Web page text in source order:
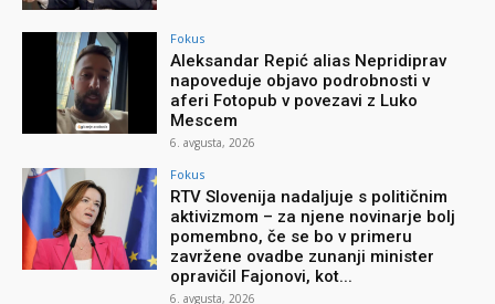
Fokus
Aleksandar Repić alias Nepridiprav
napoveduje objavo podrobnosti v
aferi Fotopub v povezavi z Luko
Mescem
6. avgusta, 2026
Fokus
RTV Slovenija nadaljuje s političnim
aktivizmom – za njene novinarje bolj
pomembno, če se bo v primeru
zavržene ovadbe zunanji minister
opravičil Fajonovi, kot...
6. avgusta, 2026